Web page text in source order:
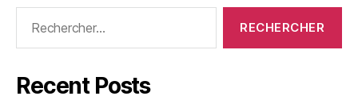
Recent Posts